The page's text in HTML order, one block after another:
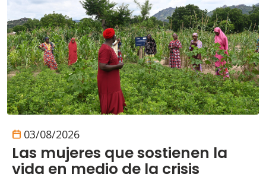
03/08/2026
Las mujeres que sostienen la
vida en medio de la crisis